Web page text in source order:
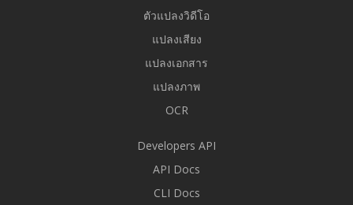
ตัวแปลงวิดีโอ
แปลงเสียง
แปลงเอกสาร
แปลงภาพ
OCR
Developers API
API Docs
CLI Docs